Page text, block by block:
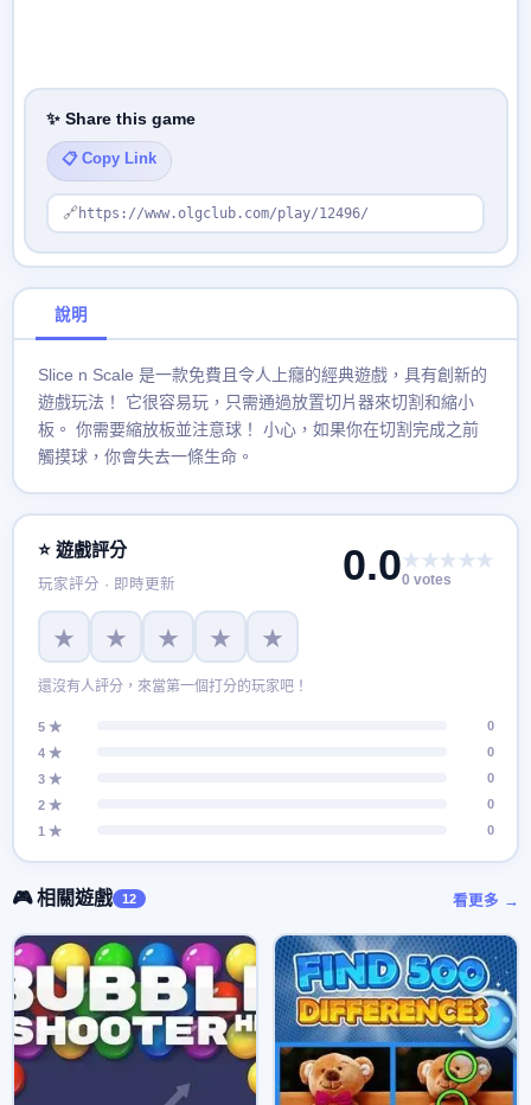
✨ Share this game
📋 Copy Link
🔗 https://www.olgclub.com/play/12496/
說明
Slice n Scale 是一款免費且令人上癮的經典遊戲，具有創新的
遊戲玩法！ 它很容易玩，只需通過放置切片器來切割和縮小
板。 你需要縮放板並注意球！ 小心，如果你在切割完成之前
觸摸球，你會失去一條生命。
⭐ 遊戲評分
玩家評分 · 即時更新 0.0★★★★★
0 votes
★ ★ ★ ★ ★
還沒有人評分，來當第一個打分的玩家吧！
5 ★
0
4 ★
0
3 ★
0
2 ★
0
1 ★
0
🎮 相關遊戲 12 看更多 →